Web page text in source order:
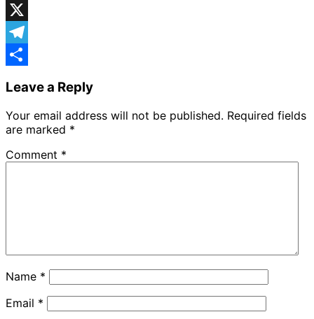
Facebook
X
Telegram
Leave a Reply
Your email address will not be published. Required fields
are marked *
Comment *
Name *
Email *